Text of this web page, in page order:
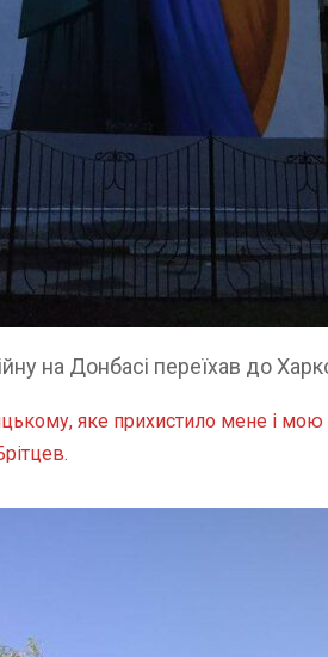
на Донбасі переїхав до
яке прихистило мене і